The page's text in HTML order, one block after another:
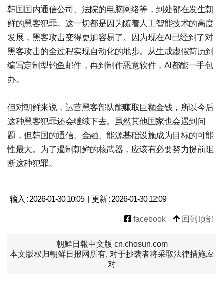
韩国国内通信公司、法院的电脑网络等，到处都在发生朝
鲜的黑客犯罪。这一切都是因为随着人工智能技术的高度
发展，黑客攻击变得更加容易了。因为现在AI已经到了对
黑客攻击的全过程实现自动化的地步。从生成虚假简历到
编写定制型钓鱼邮件，再到制作恶意软件，AI都能一手包
办。
但对朝鲜来说，运营黑客部队能赚取巨额金钱，所以今后
这种黑客犯罪还会继续下去。虽然其他国家也会遇到问
题，但韩国的通信、金融、能源基础设施成为目标的可能
性最大。为了遏制朝鲜的核武器，应该有必要努力提前阻
断这种犯罪。
输入 : 2026-01-30 10:05 | 更新 : 2026-01-30 12:09
facebook 回到顶部
朝鮮日報中文版 cn.chosun.com
本文版权归朝鲜日报网所有, 对于抄袭者将采取法律措施应
对